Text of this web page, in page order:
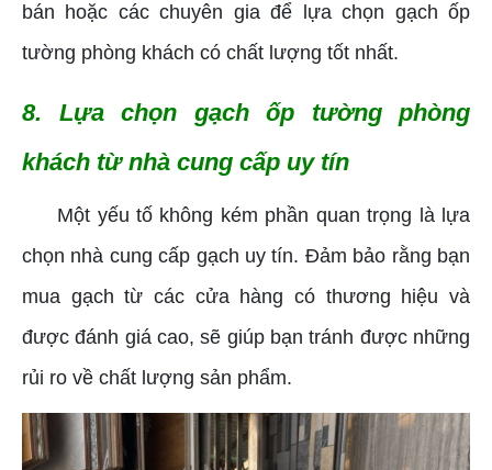
bán hoặc các chuyên gia để lựa chọn gạch ốp
tường phòng khách có chất lượng tốt nhất.
8. Lựa chọn gạch ốp tường phòng
khách từ nhà cung cấp uy tín
Một yếu tố không kém phần quan trọng là lựa
chọn nhà cung cấp gạch uy tín. Đảm bảo rằng bạn
mua gạch từ các cửa hàng có thương hiệu và
được đánh giá cao, sẽ giúp bạn tránh được những
rủi ro về chất lượng sản phẩm.